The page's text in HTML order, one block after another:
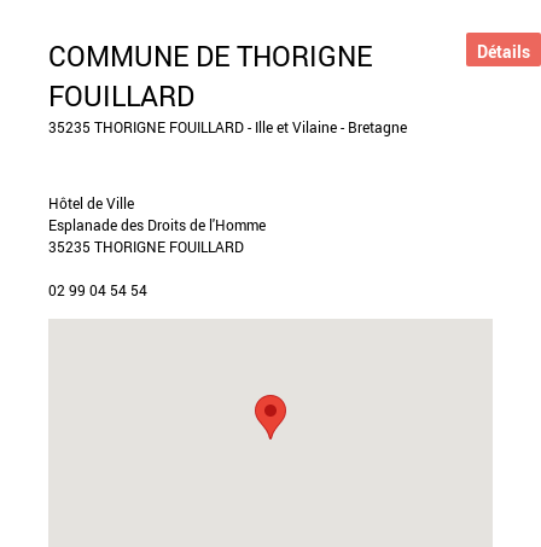
COMMUNE DE THORIGNE
FOUILLARD
35235 THORIGNE FOUILLARD - Ille et Vilaine - Bretagne
Hôtel de Ville
Esplanade des Droits de l'Homme
35235 THORIGNE FOUILLARD
02 99 04 54 54
Détails